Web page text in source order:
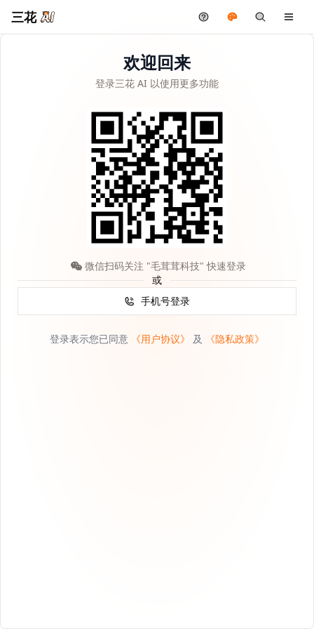
三花
欢迎回来
登录三花 AI 以使用更多功能
手机号登录
或
微信扫码关注 "毛茸茸科技" 快速登录
登录表示您已同意 《用户协议》 及 《隐私政策》